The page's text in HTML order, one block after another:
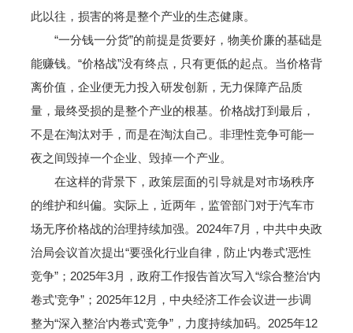
此以往，损害的将是整个产业的生态健康。
“一分钱一分货”的前提是货要好，物美价廉的基础是
能赚钱。“价格战”没有终点，只有更低的起点。当价格背
离价值，企业便无力投入研发创新，无力保障产品质
量，最终受损的是整个产业的根基。价格战打到最后，
不是在淘汰对手，而是在淘汰自己。非理性竞争可能一
夜之间毁掉一个企业、毁掉一个产业。
在这样的背景下，政策层面的引导就是对市场秩序
的维护和纠偏。实际上，近两年，监管部门对于汽车市
场无序价格战的治理持续加强。2024年7月，中共中央政
治局会议首次提出“要强化行业自律，防止‘内卷式’恶性
竞争”；2025年3月，政府工作报告首次写入“综合整治‘内
卷式’竞争”；2025年12月，中央经济工作会议进一步调
整为“深入整治‘内卷式’竞争”，力度持续加码。2025年12